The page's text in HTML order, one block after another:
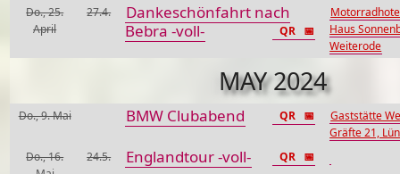
Do., 25.
April
27.4.
Dankeschönfahrt nach
Bebra -voll-
📅
QR
Haus
Weiterode
MAY 2024
Do., 9. Mai BMW Clubabend 📅
QR
Gaststätte
Gräfte 21,
Do., 16.
24.5. Englandtour -voll- 📅
QR